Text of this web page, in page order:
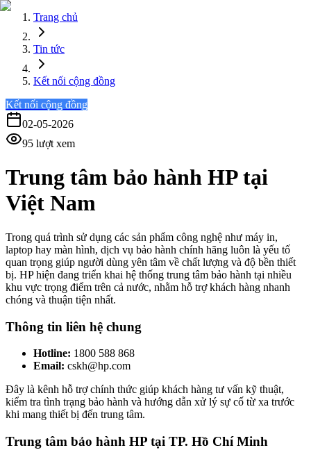
Trang chủ
Tin tức
Kết nối cộng đồng
Kết nối cộng đồng
02-05-2026
95 lượt xem
Trung tâm bảo hành HP tại
Việt Nam
Trong quá trình sử dụng các sản phẩm công nghệ như máy in,
laptop hay màn hình, dịch vụ bảo hành chính hãng luôn là yếu tố
quan trọng giúp người dùng yên tâm về chất lượng và độ bền thiết
bị. HPhiện đang triển khai hệ thống trung tâm bảo hành tại nhiều
khu vực trọng điểm trên cả nước, nhằm hỗ trợ khách hàng nhanh
chóng và thuận tiện nhất.
Thông tin liên hệ chung
Hotline: 1800 588 868
Email: cskh@hp.com
Đây là kênh hỗ trợ chính thức giúp khách hàng tư vấn kỹ thuật,
kiểm tra tình trạng bảo hành và hướng dẫn xử lý sự cố từ xa trước
khi mang thiết bị đến trung tâm.
Trung tâm bảo hành HP tại TP. Hồ Chí Minh